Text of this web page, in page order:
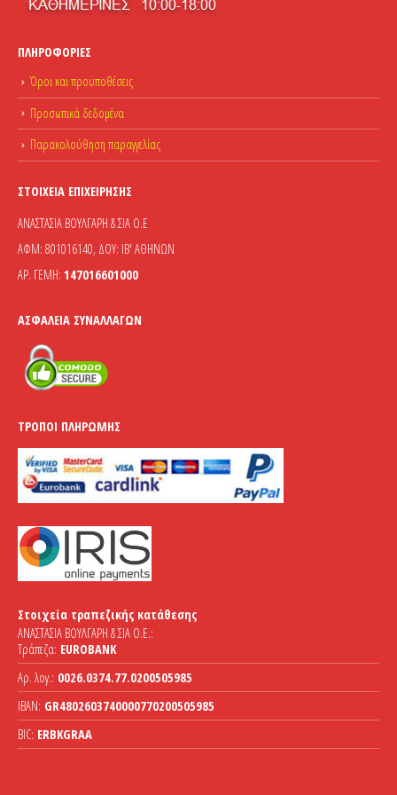
ΠΛΗΡΟΦΟΡΊΕΣ
Όροι και προϋποθέσεις
Προσωπικά δεδομένα
Παρακολούθηση παραγγελίας
ΣΤΟΙΧΕΊΑ ΕΠΙΧΕΊΡΗΣΗΣ
ΑΝΑΣΤΑΣΙΑ ΒΟΥΛΓΑΡΗ & ΣΙΑ Ο.Ε
ΑΦΜ: 801016140, ΔΟΥ: ΙΒ' ΑΘΗΝΩΝ
ΑΡ. ΓΕΜΗ: 147016601000
ΑΣΦΆΛΕΙΑ ΣΥΝΑΛΛΑΓΏΝ
ΤΡΌΠΟΙ ΠΛΗΡΩΜΉΣ
Στοιχεία τραπεζικής κατάθεσης
ΑΝΑΣΤΑΣΙΑ ΒΟΥΛΓΑΡΗ & ΣΙΑ Ο.Ε.:
Τράπεζα: EUROBANK
Αρ. λογ.: 0026.0374.77.0200505985
IBAN: GR4802603740000770200505985
BIC: ERBKGRAA